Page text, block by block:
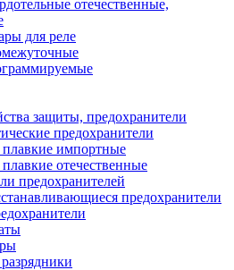
отечественные,
для реле
защиты, предохранители
предохранители
плавкие импортные
отечественные
предохранителей
предохранители